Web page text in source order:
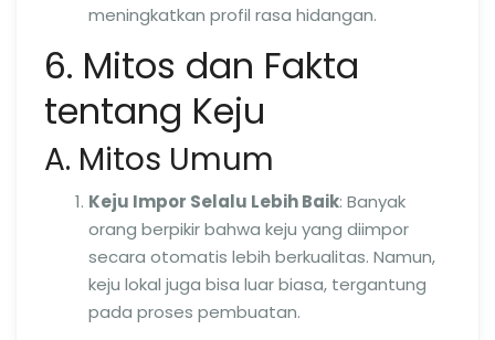
meningkatkan profil rasa hidangan.
6. Mitos dan Fakta
tentang Keju
A. Mitos Umum
Keju Impor Selalu Lebih Baik: Banyak
orang berpikir bahwa keju yang diimpor
secara otomatis lebih berkualitas. Namun,
keju lokal juga bisa luar biasa, tergantung
pada proses pembuatan.